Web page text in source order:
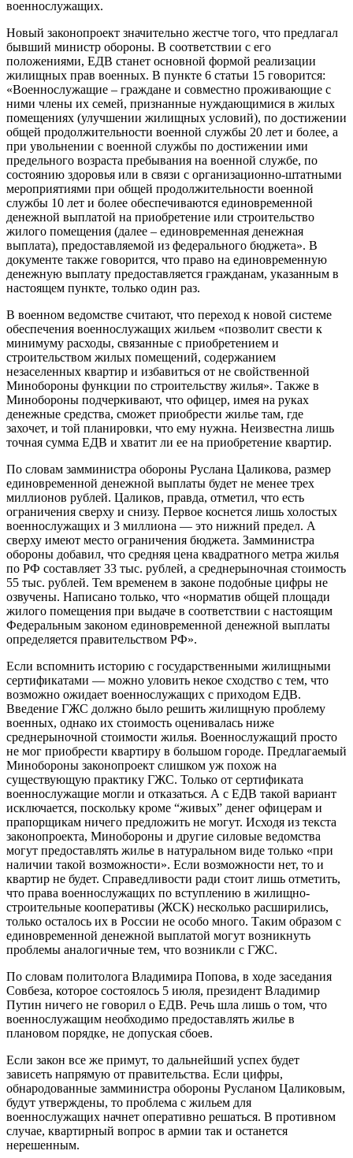
военнослужащих.
Новый законопроект значительно жестче того, что предлагал
бывший министр обороны. В соответствии с его
положениями, ЕДВ станет основной формой реализации
жилищных прав военных. В пункте 6 статьи 15 говорится:
«Военнослужащие – граждане и совместно проживающие с
ними члены их семей, признанные нуждающимися в жилых
помещениях (улучшении жилищных условий), по достижении
общей продолжительности военной службы 20 лет и более, а
при увольнении с военной службы по достижении ими
предельного возраста пребывания на военной службе, по
состоянию здоровья или в связи с организационно-штатными
мероприятиями при общей продолжительности военной
службы 10 лет и более обеспечиваются единовременной
денежной выплатой на приобретение или строительство
жилого помещения (далее – единовременная денежная
выплата), предоставляемой из федерального бюджета». В
документе также говорится, что право на единовременную
денежную выплату предоставляется гражданам, указанным в
настоящем пункте, только один раз.
В военном ведомстве считают, что переход к новой системе
обеспечения военнослужащих жильем «позволит свести к
минимуму расходы, связанные с приобретением и
строительством жилых помещений, содержанием
незаселенных квартир и избавиться от не свойственной
Минобороны функции по строительству жилья». Также в
Минобороны подчеркивают, что офицер, имея на руках
денежные средства, сможет приобрести жилье там, где
захочет, и той планировки, что ему нужна. Неизвестна лишь
точная сумма ЕДВ и хватит ли ее на приобретение квартир.
По словам замминистра обороны Руслана Цаликова, размер
единовременной денежной выплаты будет не менее трех
миллионов рублей. Цаликов, правда, отметил, что есть
ограничения сверху и снизу. Первое коснется лишь холостых
военнослужащих и 3 миллиона — это нижний предел. А
сверху имеют место ограничения бюджета. Замминистра
обороны добавил, что средняя цена квадратного метра жилья
по РФ составляет 33 тыс. рублей, а среднерыночная стоимость
55 тыс. рублей. Тем временем в законе подобные цифры не
озвучены. Написано только, что «норматив общей площади
жилого помещения при выдаче в соответствии с настоящим
Федеральным законом единовременной денежной выплаты
определяется правительством РФ».
Если вспомнить историю с государственными жилищными
сертификатами — можно уловить некое сходство с тем, что
возможно ожидает военнослужащих с приходом ЕДВ.
Введение ГЖС должно было решить жилищную проблему
военных, однако их стоимость оценивалась ниже
среднерыночной стоимости жилья. Военнослужащий просто
не мог приобрести квартиру в большом городе. Предлагаемый
Минобороны законопроект слишком уж похож на
существующую практику ГЖС. Только от сертификата
военнослужащие могли и отказаться. А с ЕДВ такой вариант
исключается, поскольку кроме “живых” денег офицерам и
прапорщикам ничего предложить не могут. Исходя из текста
законопроекта, Минобороны и другие силовые ведомства
могут предоставлять жилье в натуральном виде только «при
наличии такой возможности». Если возможности нет, то и
квартир не будет. Справедливости ради стоит лишь отметить,
что права военнослужащих по вступлению в жилищно-
строительные кооперативы (ЖСК) несколько расширились,
только осталось их в России не особо много. Таким образом с
единовременной денежной выплатой могут возникнуть
проблемы аналогичные тем, что возникли с ГЖС.
По словам политолога Владимира Попова, в ходе заседания
Совбеза, которое состоялось 5 июля, президент Владимир
Путин ничего не говорил о ЕДВ. Речь шла лишь о том, что
военнослужащим необходимо предоставлять жилье в
плановом порядке, не допуская сбоев.
Если закон все же примут, то дальнейший успех будет
зависеть напрямую от правительства. Если цифры,
обнародованные замминистра обороны Русланом Цаликовым,
будут утверждены, то проблема с жильем для
военнослужащих начнет оперативно решаться. В противном
случае, квартирный вопрос в армии так и останется
нерешенным.